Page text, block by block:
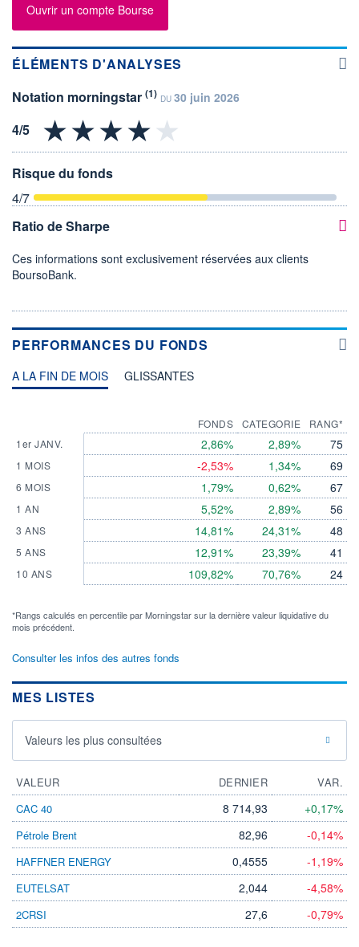
Ouvrir un compte Bourse
ÉLÉMENTS D'ANALYSES
Notation morningstar (1) DU 30 juin 2026
Risque du fonds
4/7
Ratio de Sharpe
Ces informations sont exclusivement réservées aux clients
BoursoBank.
PERFORMANCES DU FONDS
A LA FIN DE MOIS GLISSANTES
1er JANV.
1 MOIS
6 MOIS
1 AN
3 ANS
5 ANS
10 ANS
FONDS
2,86%
-2,53%
1,79%
5,52%
14,81%
12,91%
109,82%
CATEGORIE
2,89%
1,34%
0,62%
2,89%
24,31%
23,39%
70,76%
RANG*
75
69
67
56
48
41
24
*Rangs calculés en percentile par Morningstar sur la dernière valeur liquidative du
mois précédent.
Consulter les infos des autres fonds
MES LISTES
Valeurs les plus consultées
VALEUR DERNIER
VAR.
CAC 40
8 714,93 +0,17%
Pétrole Brent 82,96 -0,14%
HAFFNER ENERGY 0,4555 -1,19%
EUTELSAT 2,044 -4,58%
2CRSI 27,6 -0,79%